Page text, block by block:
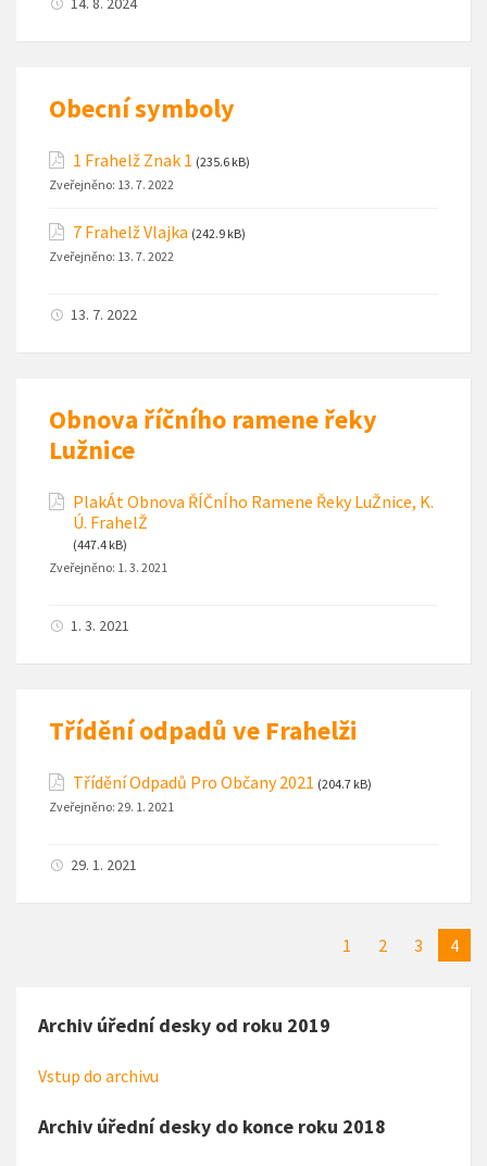
Obecní symboly
1 Frahelž Znak 1 (235.6 kB)
Zveřejněno: 13. 7. 2022
7 Frahelž Vlajka (242.9 kB)
Zveřejněno: 13. 7. 2022
13. 7. 2022
Obnova říčního ramene řeky
Lužnice
PlakÁt Obnova ŘÍČnÍho Ramene Řeky LuŽnice, K.
Ú. FrahelŽ
(447.4 kB)
Zveřejněno: 1. 3. 2021
1. 3. 2021
Třídění odpadů ve Frahelži
Třídění Odpadů Pro Občany 2021 (204.7 kB)
Zveřejněno: 29. 1. 2021
29. 1. 2021
1 2 3 4
Archiv úřední desky od roku 2019
Vstup do archivu
Archiv úřední desky do konce roku 2018